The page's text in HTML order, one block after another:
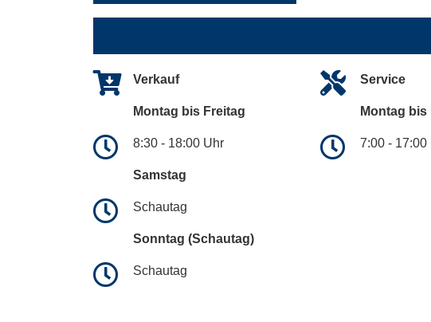
Verkauf
Montag bis Freitag
8:30 - 18:00 Uhr
Samstag
Schautag
Sonntag (Schautag)
Schautag
Service
Montag bis
7:00 - 17:00